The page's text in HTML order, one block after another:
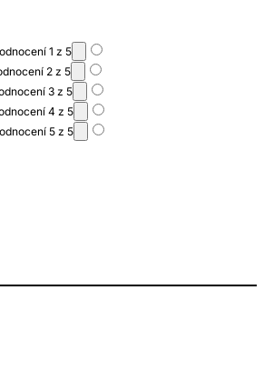
1 z 5
2 z 5
3 z 5
4 z 5
5 z 5